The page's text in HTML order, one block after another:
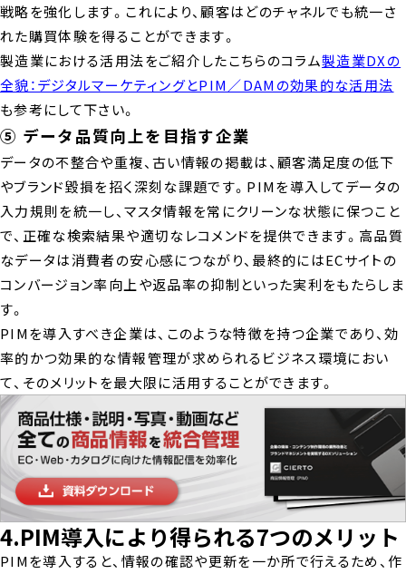
戦略を強化します。これにより、顧客はどのチャネルでも統一さ
れた購買体験を得ることができます。
製造業における活用法をご紹介したこちらのコラム製造業DXの
全貌：デジタルマーケティングとPIM／DAMの効果的な活用法
も参考にして下さい。
⑤ データ品質向上を目指す企業
データの不整合や重複、古い情報の掲載は、顧客満足度の低下
やブランド毀損を招く深刻な課題です。PIMを導入してデータの
入力規則を統一し、マスタ情報を常にクリーンな状態に保つこと
で、正確な検索結果や適切なレコメンドを提供できます。高品質
なデータは消費者の安心感につながり、最終的にはECサイトの
コンバージョン率向上や返品率の抑制といった実利をもたらしま
す。
PIMを導入すべき企業は、このような特徴を持つ企業であり、効
率的かつ効果的な情報管理が求められるビジネス環境におい
て、そのメリットを最大限に活用することができます。
4.PIM導入により得られる7つのメリット
PIMを導入すると、情報の確認や更新を一か所で行えるため、作